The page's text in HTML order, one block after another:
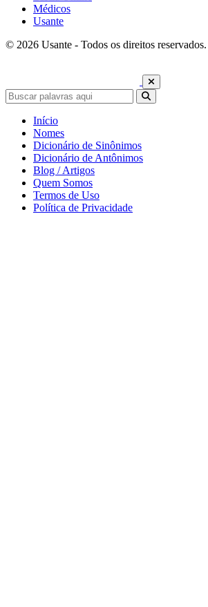
Médicos
Usante
© 2026 Usante - Todos os direitos reservados.
Início
Nomes
Dicionário de Sinônimos
Dicionário de Antônimos
Blog / Artigos
Quem Somos
Termos de Uso
Política de Privacidade